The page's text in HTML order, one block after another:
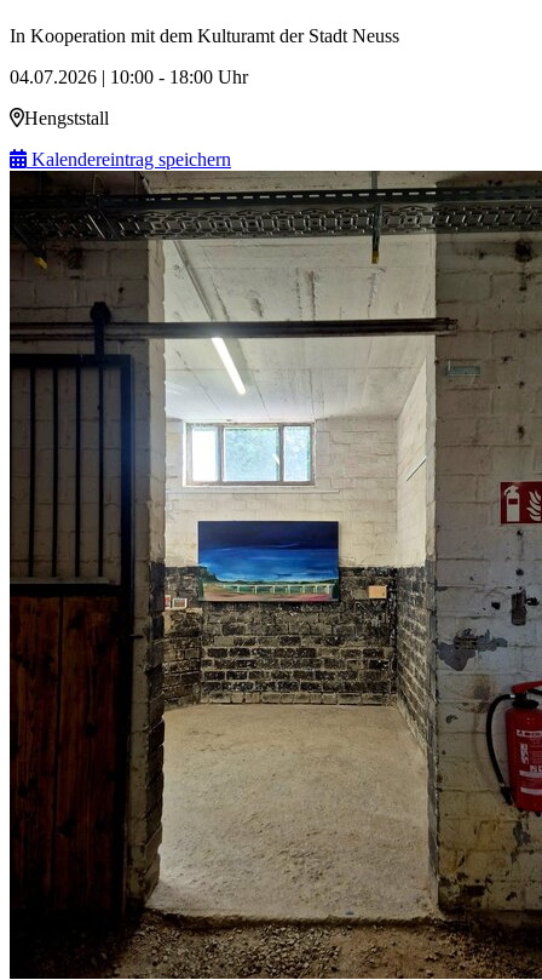
In Kooperation mit dem Kulturamt der Stadt Neuss
04.07.2026 | 10:00 - 18:00 Uhr
Hengststall
Kalendereintrag speichern